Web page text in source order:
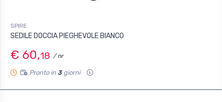
SPIRE
SEDILE DOCCIA PIEGHEVOLE BIANCO
€ 60,18 / nr
Pronto in 3giorni